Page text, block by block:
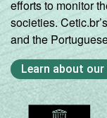
efforts to monitor
societies.
and the
Learn about